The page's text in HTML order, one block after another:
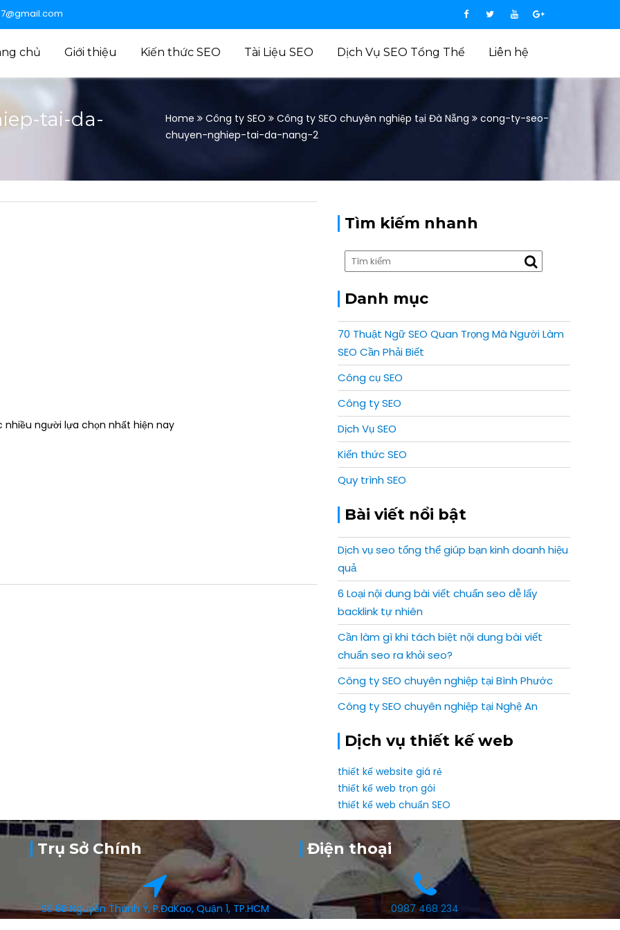
chủ Giới thiệu Kiến thức SEO Tài Liệu SEO Dịch Vụ SEO Tổng Thể Liên hệ
tai-da-
Home Công ty SEO Công ty SEO chuyên nghiệp tại Đà Nẵng
cong-ty-seo-
chuyen-nghiep-tai-da-nang-2
nhiều người lựa chọn nhất hiện nay
Tìm kiếm nhanh
Danh mục
70 Thuật Ngữ SEO Quan Trọng Mà Người Làm
SEO Cần Phải Biết
Công cụ SEO
Công ty SEO
Dịch Vụ SEO
Kiến thức SEO
Quy trình SEO
Bài viết nổi bật
Dịch vụ seo tổng thể giúp bạn kinh doanh hiệu
quả
6 Loại nội dung bài viết chuẩn seo dễ lấy
backlink tự nhiên
Cần làm gì khi tách biệt nội dung bài viết
chuẩn seo ra khỏi seo?
Công ty SEO chuyên nghiệp tại Bình Phước
Công ty SEO chuyên nghiệp tại Nghệ An
Dịch vụ thiết kế web
thiết kế website giá rẻ
thiết kế web trọn gói
thiết kế web chuẩn SEO
Trụ Sở Chính
Số 6B Nguyễn Thành Ý, P.ĐaKao, Quận 1, TP.HCM
Điện thoại
0987 468 234